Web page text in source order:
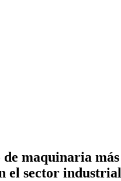
de maquinaria más
el sector industrial